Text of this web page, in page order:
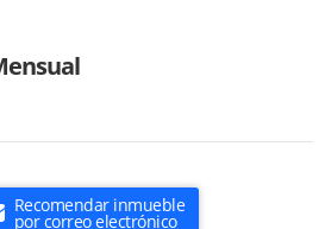
Recomendar inmueble
por correo electrónico